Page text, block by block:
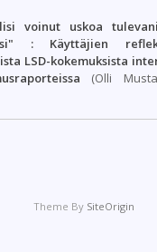
voinut uskoa
: Käyttäjien
LSD-kokemuksista
(Olli
Theme By SiteOrigin